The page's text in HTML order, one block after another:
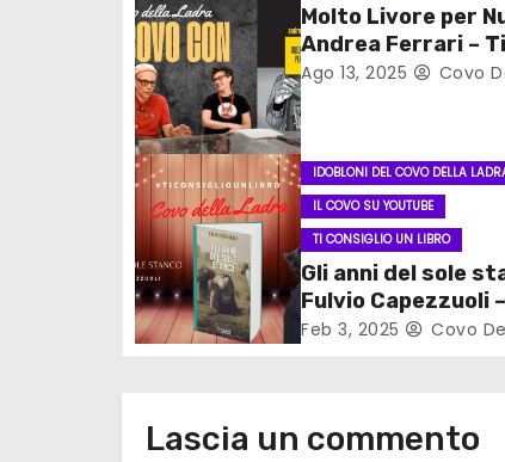
n
e
a
r
t
i
c
l
Molto Livore per
Andrea Ferrari –
un libro
Ago 13, 2025 Covo
IDOBLONI DEL COVO DELLA
IL COVO SU YOUTUBE
TI CONSIGLIO UN LIBRO
Gli anni del sole
Fulvio Capezzuoli
consiglio un libro
Feb 3, 2025 Covo
Lascia un commento